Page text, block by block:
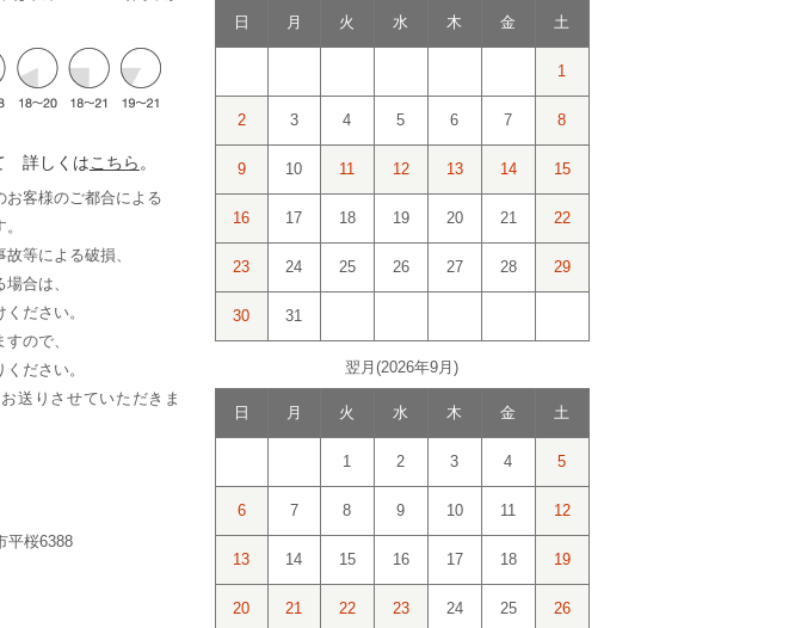
詳しくはこちら 。
お客様のご都合による
等による破損、
合は、
ださい。
ので、
ださい。
送りさせていただきま
平桜6388
日 月 火 水 木 金 土
1
2 3 4 5 6 7 8
9 10 11 12 13 14 15
16 17 18 19 20 21 22
23 24 25 26 27 28 29
30 31
翌月(2026年9月)
日 月 火 水 木 金 土
1 2 3 4 5
6 7 8 9 10 11 12
13 14 15 16 17 18 19
20 21 22 23 24 25 26